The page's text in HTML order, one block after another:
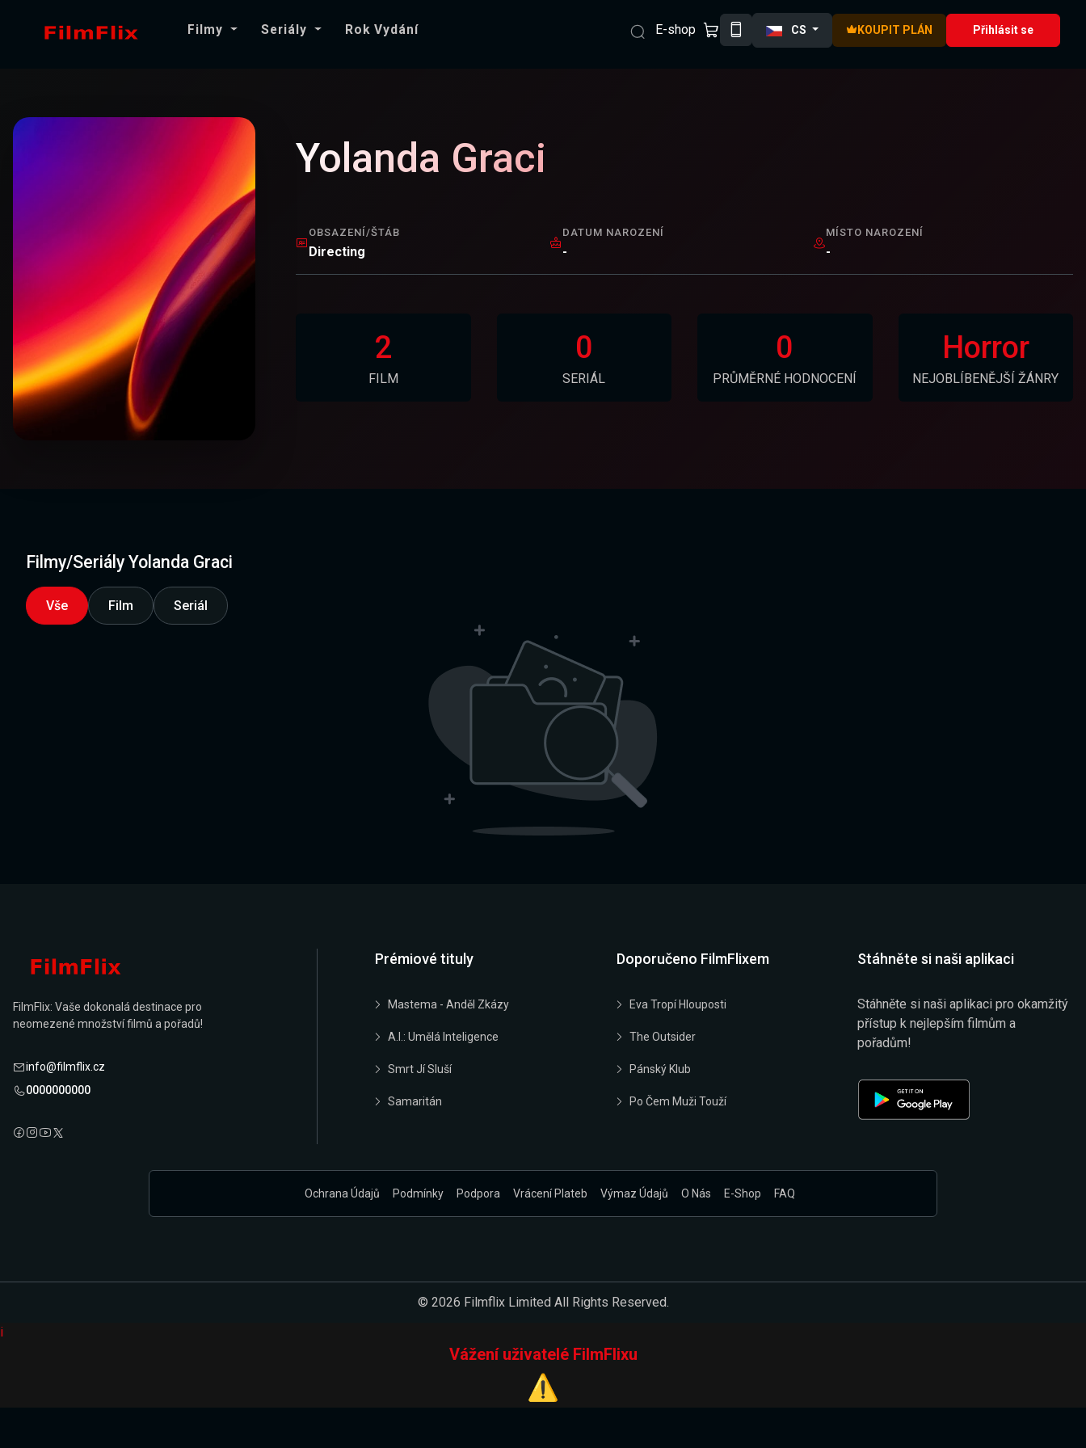
Filmy Seriály Rok Vydání E-shop CS KOUPIT PLÁN Přihlásit se
Yolanda Graci
OBSAZENÍ/ŠTÁB
Directing
DATUM NAROZENÍ
-
MÍSTO NAROZENÍ
-
2
FILM
0
SERIÁL
0
PRŮMĚRNÉ HODNOCENÍ
Horror
NEJOBLÍBENĚJŠÍ ŽÁNRY
Filmy/Seriály Yolanda Graci
Vše Film Seriál
FilmFlix: Vaše dokonalá destinace pro
neomezené množství filmů a pořadů!
info@filmflix.cz
0000000000
Prémiové tituly
Mastema - Anděl Zkázy
A.I.: Umělá Inteligence
Smrt Jí Sluší
Samaritán
Doporučeno FilmFlixem
Eva Tropí Hlouposti
The Outsider
Pánský Klub
Po Čem Muži Touží
Stáhněte si naši aplikaci
Stáhněte si naši aplikaci pro okamžitý
přístup k nejlepším filmům a
pořadům!
Ochrana Údajů Podmínky Podpora Vrácení Plateb Výmaz Údajů O Nás E-Shop FAQ
© 2026 Filmflix Limited All Rights Reserved.
i
Vážení uživatelé FilmFlixu
⚠️